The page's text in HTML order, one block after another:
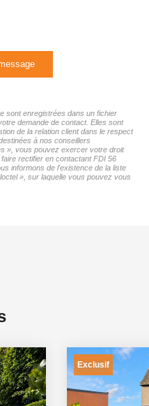
sont enregistrées dans un fichier
demande de contact. Elles sont
de la relation client dans le respect
à nos conseillers
», vous pouvez exercer votre droit
rectifier en contactant FDI 56
informons de l'existence de la liste
», sur laquelle vous pouvez vous
Exclusif